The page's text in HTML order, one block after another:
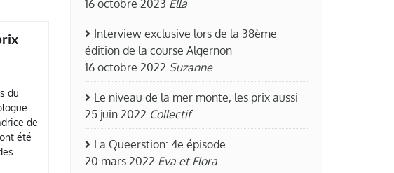
du
de
été
16 octobre 2023 Ella
Interview exclusive lors de la 38ème
édition de la course Algernon
16 octobre 2022 Suzanne
Le niveau de la mer monte, les prix aussi
25 juin 2022 Collectif
La Queerstion: 4e épisode
20 mars 2022 Eva et Flora